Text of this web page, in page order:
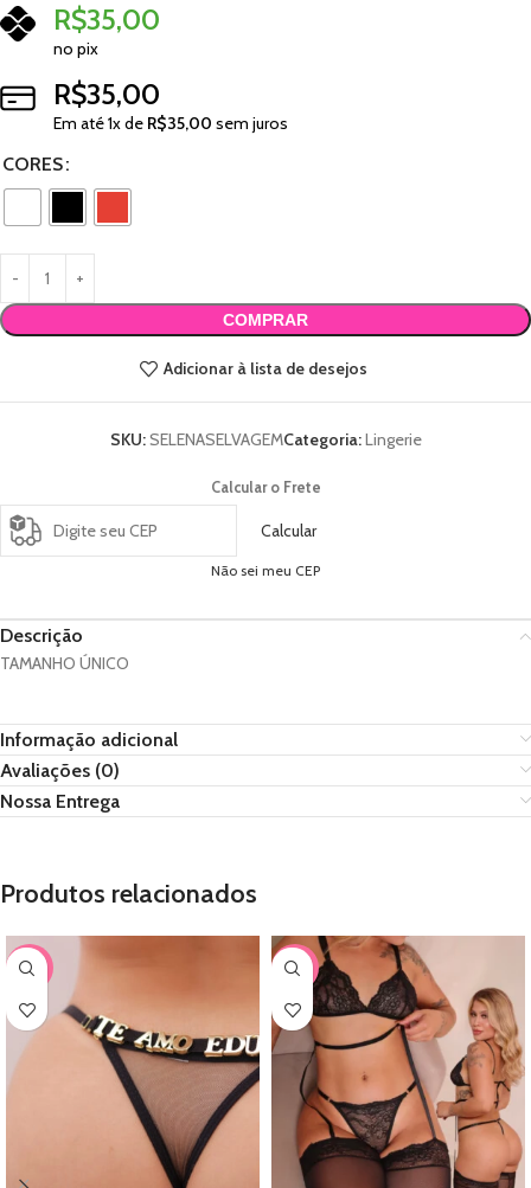
R$35,00
no pix
R$35,00
Em até1x de R$35,00 sem juros
CORES
COMPRAR
Adicionar à lista de desejos
SKU:SELENASELVAGEMCategoria:Lingerie
Calcular o Frete
Calcular
Não sei meu CEP
Descrição
TAMANHO ÚNICO
Informação adicional
Avaliações (0)
Nossa Entrega
Produtos relacionados
-56% -22%